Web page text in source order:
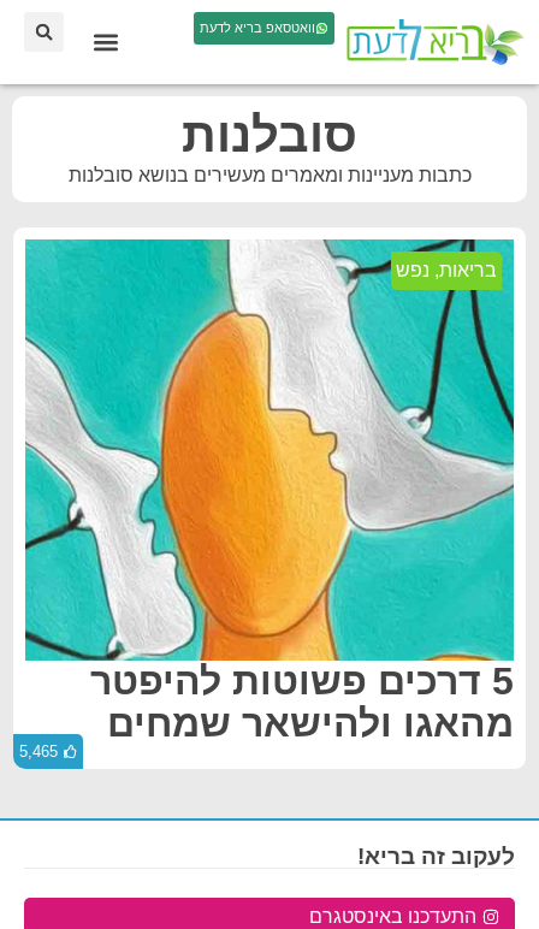
וואטסאפ בריא לדעת
סובלנות
כתבות מעניינות ומאמרים מעשירים בנושא סובלנות
בריאות, נפש
5 דרכים פשוטות להיפטר
מהאגו ולהישאר שמחים
5,465
לעקוב זה בריא!
התעדכנו באינסטגרם